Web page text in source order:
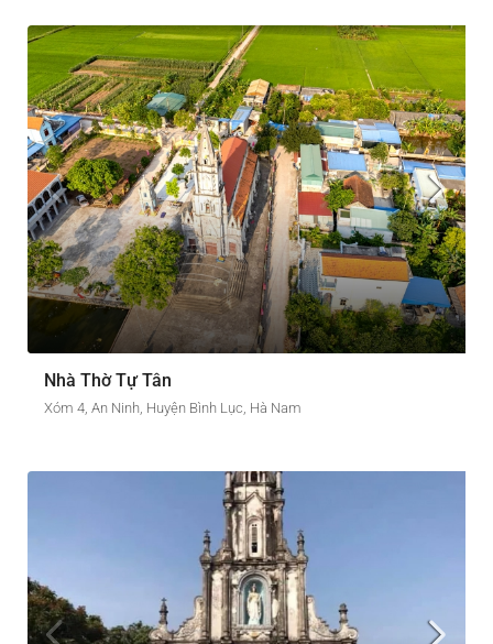
Nhà Thờ Tự Tân
Xóm 4, An Ninh, Huyện Bình Lục, Hà Nam